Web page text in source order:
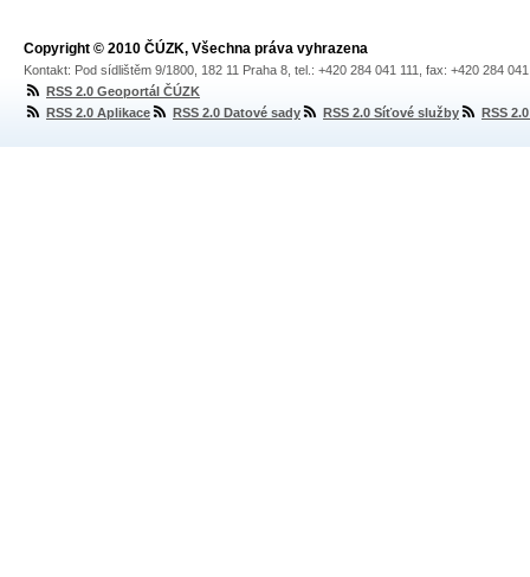
Copyright © 2010 ČÚZK, Všechna práva vyhrazena
Kontakt: Pod sídlištěm 9/1800, 182 11 Praha 8, tel.: +420 284 041 111, fax: +420 284
RSS 2.0 Geoportál ČÚZK
RSS 2.0 Aplikace
RSS 2.0 Datové sady RSS 2.0 Síťové služby RSS